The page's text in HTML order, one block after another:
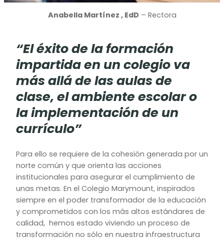
Anabella Martínez , EdD – Rectora
“El éxito de la formación
impartida en un colegio va
más allá de las aulas de
clase, el ambiente escolar o
la implementación de un
currículo”
Para ello se requiere de la cohesión generada por un
norte común y que orienta las acciones
institucionales para asegurar el cumplimiento de
unas metas. En el Colegio Marymount, inspirados
siempre en el poder transformador de la educación
y comprometidos con los más altos estándares de
calidad, hemos estado viviendo un proceso de
transformación no sólo en nuestra infraestructura